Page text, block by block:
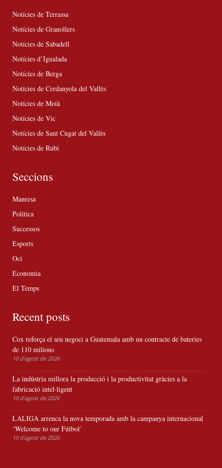
Notícies de Terrassa
Notícies de Granollers
Notícies de Sabadell
Notícies d’Igualada
Notícies de Berga
Notícies de Cerdanyola del Vallès
Notícies de Moià
Notícies de Vic
Notícies de Sant Cugat del Vallès
Notícies de Rubí
Seccions
Manresa
Política
Successos
Esports
Oci
Economia
El Temps
Recent posts
Cox reforça el seu negoci a Guatemala amb un contracte de bateries
de 110 milions
10 d'agost de 2026
La indústria millora la producció i la productivitat gràcies a la
fabricació intel·ligent
10 d'agost de 2026
LALIGA arrenca la nova temporada amb la campanya internacional
‘Welcome to our Fútbol’
10 d'agost de 2026